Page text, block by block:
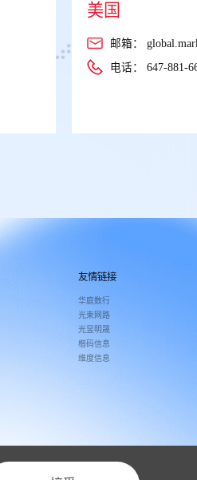
加拿大
地址: 235
York, Ontario,
友情链接
华庭数行
光束网路
光昱明晟
楷码信息
维度信息